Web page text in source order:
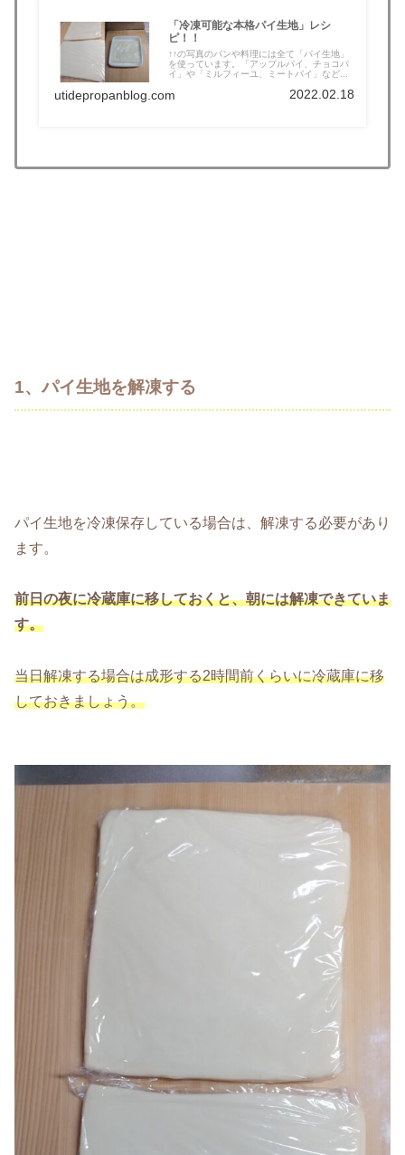
「冷凍可能な本格パイ生地」レシ
ピ！！
↑↑の写真のパンや料理には全て「パイ生地」
を使っています。「アップルパイ、チョコパ
イ」や「ミルフィーユ、ミートパイ」など...
utidepropanblog.com 2022.02.18
1、パイ生地を解凍する
パイ生地を冷凍保存している場合は、解凍する必要があり
ます。
前日の夜に冷蔵庫に移しておくと、朝には解凍できていま
す。
当日解凍する場合は成形する2時間前くらいに冷蔵庫に移
しておきましょう。